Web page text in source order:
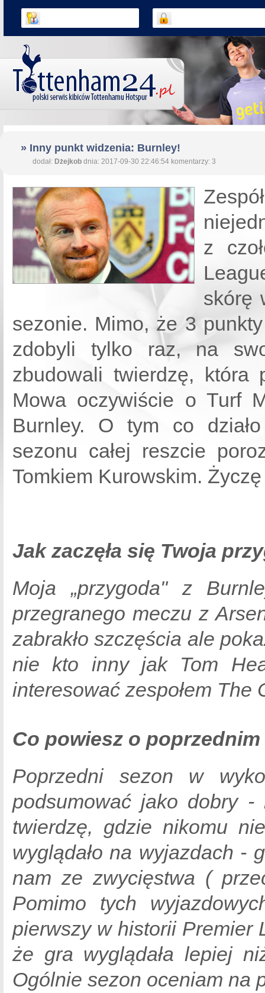
» Inny punkt widzenia: Burnley!
dodał: Dżejkob dnia: 2017-09-30 22:46:54 komentarzy: 3
z
skórę
sezonie. Mimo, że 3
zdobyli tylko raz, na
zbudowali twierdzę, która
Mowa oczywiście o Turf
Burnley. O tym co
sezonu całej reszcie
Tomkiem Kurowskim. Życzę
Jak zaczęła się Twoja
Moja „przygoda" z
przegranego meczu z
zabrakło szczęścia ale
nie kto inny jak Tom
interesować zespołem The
Co powiesz o
Poprzedni sezon w
podsumować jako dobry
twierdzę, gdzie nikomu
wyglądało na wyjazdach -
nam ze zwycięstwa (
Pomimo tych
pierwszy w historii Premier
że gra wyglądała lepiej
Ogólnie sezon oceniam na